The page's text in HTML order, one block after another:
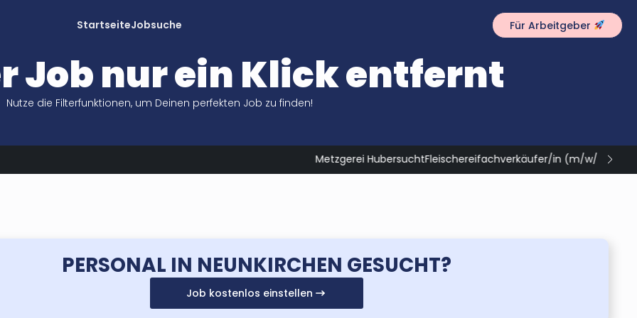
StartseiteJobsuche Für Arbeitgeber
Job nur ein Klick entfernt
Nutze die Filterfunktionen, um Deinen perfekten Job zu finden!
Fleischereifachverkäufer/in (m/w/d)in Waldfischbach-Burgalben
PERSONAL IN NEUNKIRCHEN GESUCHT?
Job kostenlos einstellen